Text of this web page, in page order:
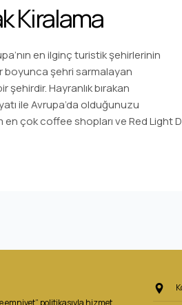
Kiralama
en ilginç turistik şehirlerinin
boyunca şehri sarmalayan
şehirdir. Hayranlık bırakan
ile Avrupa’da olduğunuzu
çok coffee shopları ve Red Light
politikasıyla hizmet